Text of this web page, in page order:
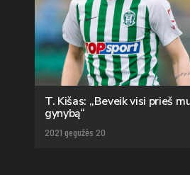
T. Kišas: „Beveik visi prieš
gynybą“
2021 gegužės 20